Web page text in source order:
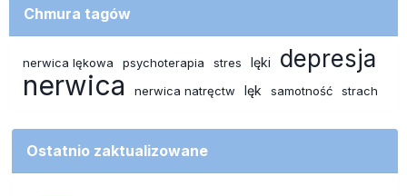
Chmura tagów
nerwica lękowa psychoterapia stres lęki depresja
nerwica nerwica natręctw lęk samotność strach
Ostatnio zaktualizowane